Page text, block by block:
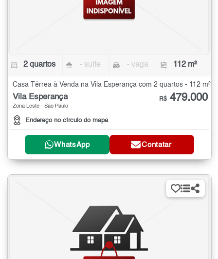
2 quartos - suíte - vaga 112 m²
Casa Térrea à Venda na Vila Esperança com 2 quartos - 112 m²
Vila Esperança
Zona Leste - São Paulo
Endereço no círculo do mapa
R$ 479.000
WhatsApp Contatar